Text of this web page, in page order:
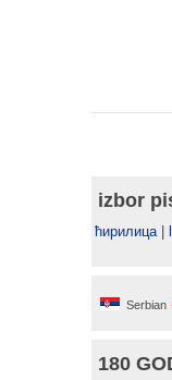
izbor
ћирилица |
Serbian
180